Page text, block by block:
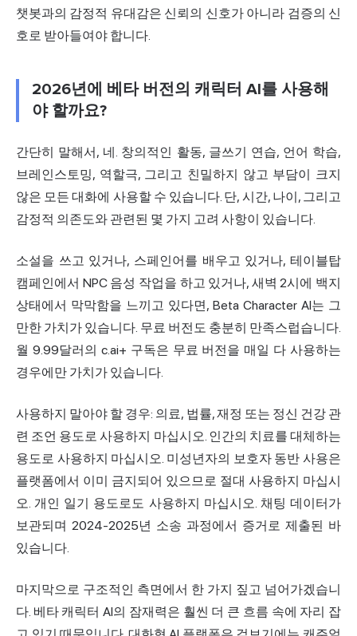
챗봇과의 감정적 유대감은 신뢰의 신호가 아니라 검증의 신
호로 받아들여야 합니다.
2026년에 베타 버전의 캐릭터 AI를 사용해
야 할까요?
간단히 말해서, 네. 창의적인 활동, 글쓰기 연습, 언어 학습,
브레인스토밍, 역할극, 그리고 친밀하지 않고 부담이 크지
않은 모든 대화에 사용할 수 있습니다. 단, 시간, 나이, 그리고
감정적 의존도와 관련된 몇 가지 고려 사항이 있습니다.
소설을 쓰고 있거나, 스페인어를 배우고 있거나, 테이블탑
캠페인에서 NPC 음성 작업을 하고 있거나, 새벽 2시에 백지
상태에서 막막함을 느끼고 있다면, Beta Character AI는 그
만한 가치가 있습니다. 무료 버전도 충분히 만족스럽습니다.
월 9.99달러의 c.ai+ 구독은 무료 버전을 매일 다 사용하는
경우에만 가치가 있습니다.
사용하지 말아야 할 경우: 의료, 법률, 재정 또는 정신 건강 관
련 조언 용도로 사용하지 마십시오. 인간의 치료를 대체하는
용도로 사용하지 마십시오. 미성년자의 보호자 동반 사용은
플랫폼에서 이미 금지되어 있으므로 절대 사용하지 마십시
오. 개인 일기 용도로도 사용하지 마십시오. 채팅 데이터가
보관되며 2024-2025년 소송 과정에서 증거로 제출된 바
있습니다.
마지막으로 구조적인 측면에서 한 가지 짚고 넘어가겠습니
다. 베타 캐릭터 AI의 잠재력은 훨씬 더 큰 흐름 속에 자리 잡